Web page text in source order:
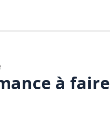
à faire